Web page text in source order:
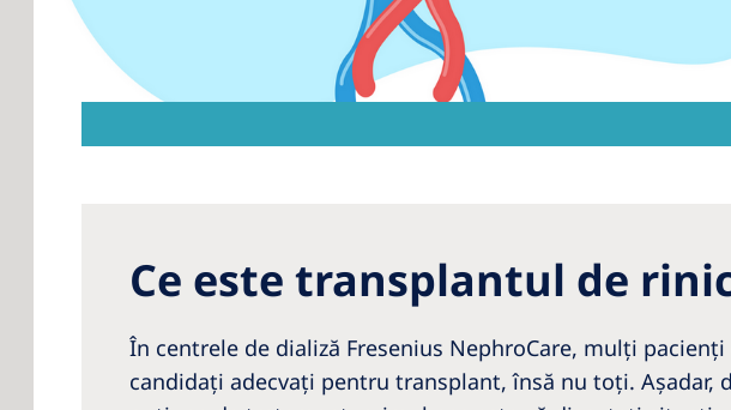
Ce este transplantul de
În centrele de dializă Fresenius NephroCare, mulţi
candidaţi adecvaţi pentru transplant, însă nu toţi. Aşadar,